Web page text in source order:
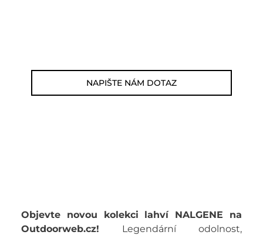
NAPIŠTE NÁM DOTAZ
Objevte novou kolekci lahví NALGENE na
Outdoorweb.cz! Legendární odolnost,